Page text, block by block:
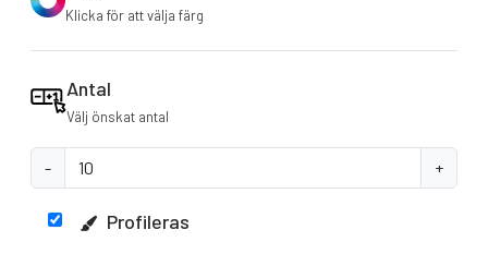
Klicka för att välja färg
Antal
Välj önskat antal
- +
Profileras